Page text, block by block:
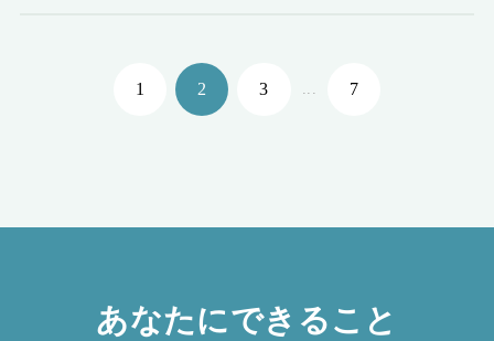
1 2 3 7
あなたにできること